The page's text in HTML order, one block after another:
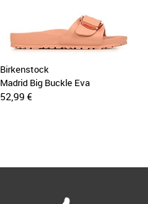
Birkenstock
Madrid Big Buckle Eva
52,99 €